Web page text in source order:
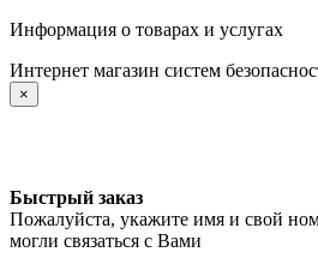
Информация о товарах и услугах
Интернет магазин систем
×
Быстрый заказ
Пожалуйста, укажите имя и свой
могли связаться с Вами